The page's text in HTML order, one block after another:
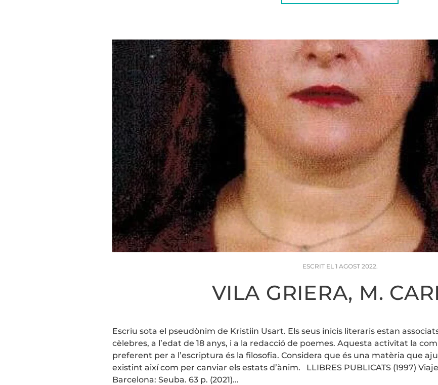
ESCRIT EL 1 AGOST 2022.
VILA GRIERA, M.
Escriu sota el pseudònim de Kristiin Usart. Els seus inicis literaris estan
cèlebres, a l’edat de 18 anys, i a la redacció de poemes. Aquesta activitat la
preferent per a l’escriptura és la filosofia. Considera que és una matèria que
existint així com per canviar els estats d’ànim. LLIBRES PUBLICATS (1997)
Barcelona: Seuba. 63 p. (2021)...